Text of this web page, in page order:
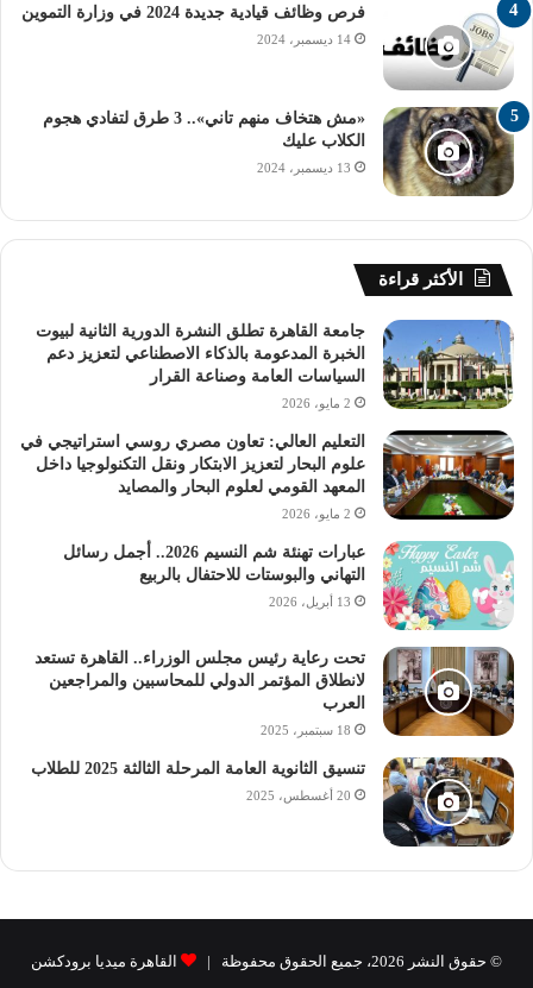
فرص وظائف قيادية جديدة 2024 في وزارة التموين
14 ديسمبر، 2024
«مش هتخاف منهم تاني».. 3 طرق لتفادي هجوم
الكلاب عليك
13 ديسمبر، 2024
الأكثر قراءة
جامعة القاهرة تطلق النشرة الدورية الثانية لبيوت
الخبرة المدعومة بالذكاء الاصطناعي لتعزيز دعم
السياسات العامة وصناعة القرار
2 مايو، 2026
التعليم العالي: تعاون مصري روسي استراتيجي في
علوم البحار لتعزيز الابتكار ونقل التكنولوجيا داخل
المعهد القومي لعلوم البحار والمصايد
2 مايو، 2026
عبارات تهنئة شم النسيم 2026.. أجمل رسائل
التهاني والبوستات للاحتفال بالربيع
13 أبريل، 2026
تحت رعاية رئيس مجلس الوزراء.. القاهرة تستعد
لانطلاق المؤتمر الدولي للمحاسبين والمراجعين
العرب
18 سبتمبر، 2025
تنسيق الثانوية العامة المرحلة الثالثة 2025 للطلاب
20 أغسطس، 2025
© حقوق النشر 2026، جميع الحقوق محفوظة | القاهرة ميديا برودكشن